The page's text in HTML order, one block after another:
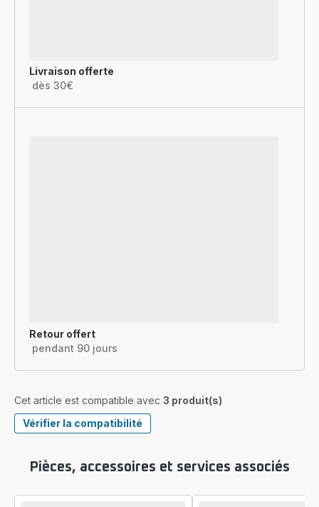
Livraison offerte
dès 30€
Retour offert
pendant 90 jours
Cet article est compatible avec 3 produit(s)
Vérifier la compatibilité
Pièces, accessoires et services associés